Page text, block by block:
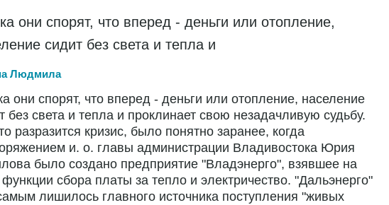
они спорят, что вперед - деньги или отопление,
сидит без света и тепла и
Людмила
они спорят, что вперед - деньги или отопление, население
без света и тепла и проклинает свою незадачливую судьбу.
разразится кризис, было понятно заранее, когда
и. о. главы администрации Владивостока Юрия
было создано предприятие "Владэнерго", взявшее на
сбора платы за тепло и электричество. "Дальэнерго"
лишилось главного источника поступления "живых